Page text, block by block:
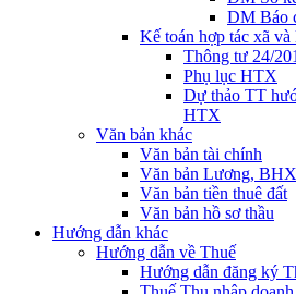
DM Báo
Kế toán hợp tác xã
Thông tư 24/
Phụ lục HTX
Dự thảo TT
HTX
Văn bản khác
Văn bản tài chính
Văn bản Lương,
Văn bản tiền thuê đất
Văn bản hồ sơ thầu
Hướng dẫn khác
Hướng dẫn về Thuế
Hướng dẫn đăng ký